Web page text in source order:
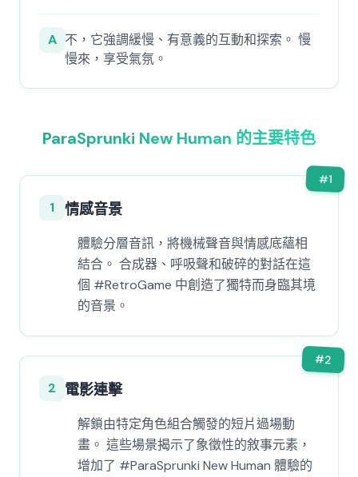
A 不，它強調緩慢、有意義的互動和探索。 慢
慢來，享受氣氛。
ParaSprunki New Human 的主要特色
#1
1 情感音景
體驗分層音訊，將機械聲音與情感底蘊相
結合。 合成器、呼吸聲和破碎的對話在這
個 #RetroGame 中創造了獨特而身臨其境
的音景。
#2
2 電影連擊
解鎖由特定角色組合觸發的短片過場動
畫。 這些場景揭示了象徵性的敘事元素，
增加了 #ParaSprunki New Human 體驗的